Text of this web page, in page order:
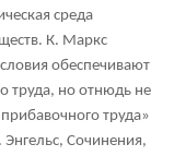
среда
К. Маркс
обеспечивают
труда, но отнюдь не
труда»
Сочинения,